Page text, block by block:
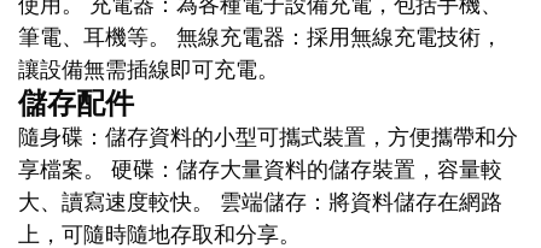
筆電、耳機等。 無線充電器：採用無線充電技術，
讓設備無需插線即可充電。
儲存配件
隨身碟：儲存資料的小型可攜式裝置，方便攜帶和分
享檔案。 硬碟：儲存大量資料的儲存裝置，容量較
大、讀寫速度較快。 雲端儲存：將資料儲存在網路
上，可隨時隨地存取和分享。